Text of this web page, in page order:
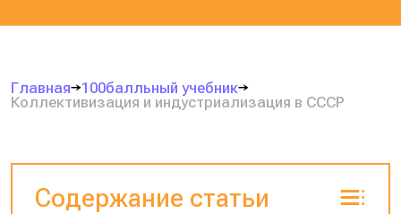
Главная
100балльный учебник
Коллективизация и индустриализация в СССР
Содержание статьи